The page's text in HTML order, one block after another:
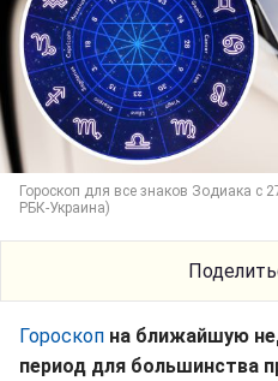
Гороскоп для все знаков Зодиака с
РБК-Украина)
Гороскоп на ближайшую
период для большинства